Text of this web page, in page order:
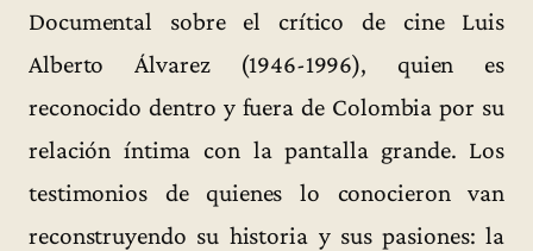
Documental sobre el crítico de cine Luis
Alberto Álvarez (1946-1996), quien es
reconocido dentro y fuera de Colombia por su
relación íntima con la pantalla grande. Los
testimonios de quienes lo conocieron van
reconstruyendo su historia y sus pasiones: la